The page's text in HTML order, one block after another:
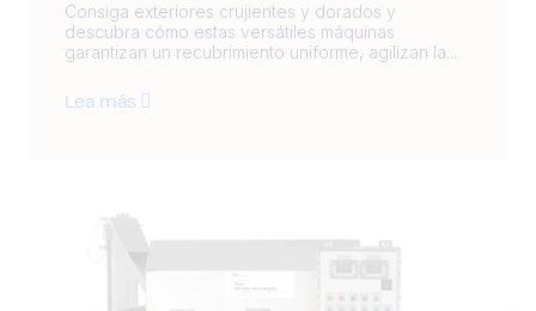
Consiga exteriores crujientes y dorados y
descubra cómo estas versátiles máquinas
garantizan un recubrimiento uniforme, agilizan la...
Lea más